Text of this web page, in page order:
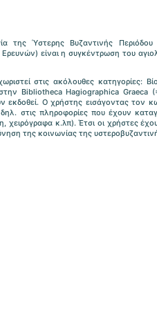
της Ύστερης Βυζαντινής
είναι η συγκέντρωση του
στις ακόλουθες κατηγορίες:
Bibliotheca Hagiographica Graeca
Ο χρήστης εισάγοντας τον
στις πληροφορίες που έχουν
κ.λπ). Έτσι οι χρήστες
της κοινωνίας της